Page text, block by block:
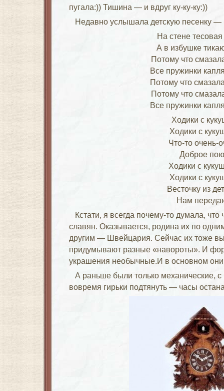
пугала:)) Тишина — и вдруг ку-ку-ку:))
Недавно услышала детскую песенку
На стене
А в избушке
Потому что
Все пружинки
Потому что
Потому что
Все пружинки
Ходики с
Ходики с
Что-то очень-
Доброе
Ходики с
Ходики с
Весточку из
Нам
Кстати, я всегда почему-то думала,
славян. Оказывается, родина их по
другим — Швейцария. Сейчас их тоже
придумывают разные «навороты». И
украшения необычные.И в основном
А раньше были только механические,
вовремя гирьки подтянуть — часы